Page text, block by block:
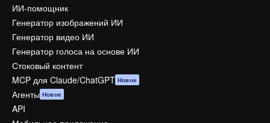
ИИ-помощник
Генератор изображений ИИ
Генератор видео ИИ
Генератор голоса на основе ИИ
Стоковый контент
MCP для Claude/ChatGPT Новое
Агенты Новое
API